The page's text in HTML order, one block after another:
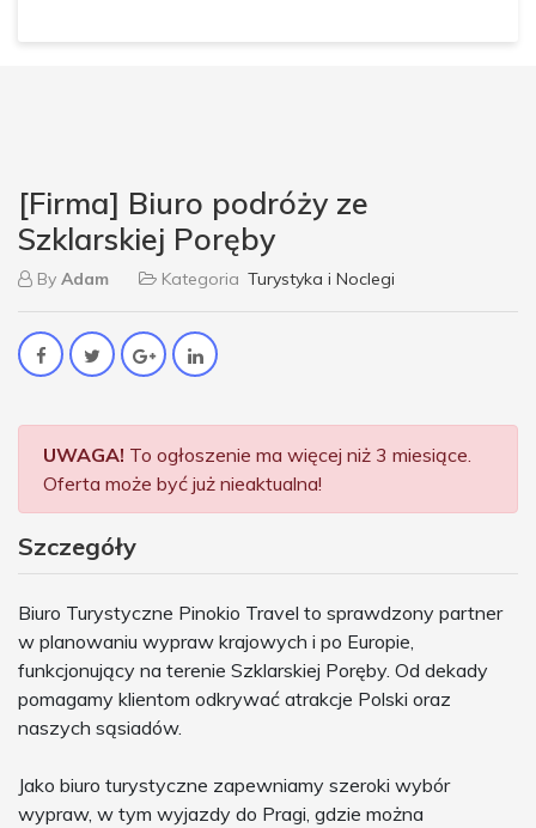
[Firma] Biuro podróży ze
Szklarskiej Poręby
By Adam Kategoria Turystyka i Noclegi
UWAGA! To ogłoszenie ma więcej niż 3 miesiące.
Oferta może być już nieaktualna!
Szczegóły
Biuro Turystyczne Pinokio Travel to sprawdzony partner
w planowaniu wypraw krajowych i po Europie,
funkcjonujący na terenie Szklarskiej Poręby. Od dekady
pomagamy klientom odkrywać atrakcje Polski oraz
naszych sąsiadów.
Jako biuro turystyczne zapewniamy szeroki wybór
wypraw, w tym wyjazdy do Pragi, gdzie można